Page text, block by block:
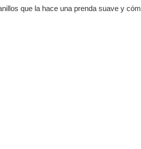
que la hace una prenda suave y